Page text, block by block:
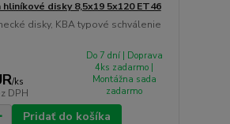
disky 8,5x19 5x120 ET46
disky, KBA typové schválenie
/ks
DPH
Do 7 dní | Doprava
4ks zadarmo |
Montážna sada
zadarmo
Pridať do košíka